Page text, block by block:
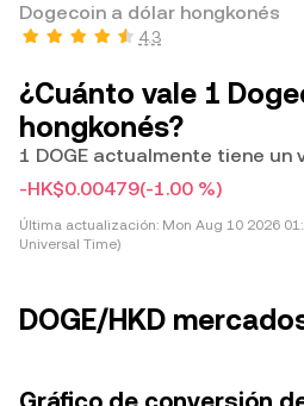
Dogecoin a dólar hongkonés
4.3
¿Cuánto vale 1
hongkonés?
1 DOGE actualmente tiene un
-HK$0.00479(-1.00 %)
Última actualización: Mon Aug 10 2026
Universal Time)
DOGE/HKD